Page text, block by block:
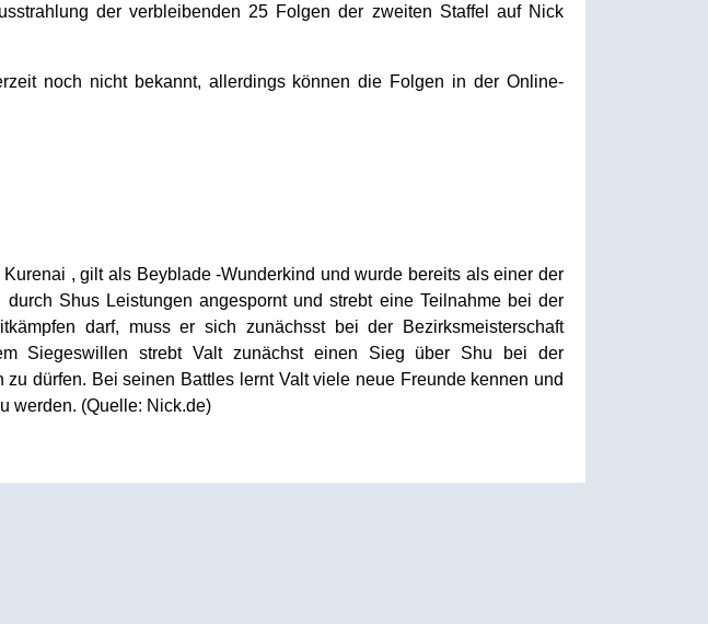
der verbleibenden 25 Folgen der zweiten Staffel auf Nick
noch nicht bekannt, allerdings können die Folgen in der Online-
, gilt als Beyblade -Wunderkind und wurde bereits als einer der
Shus Leistungen angespornt und strebt eine Teilnahme bei der
darf, muss er sich zunächsst bei der Bezirksmeisterschaft
Siegeswillen strebt Valt zunächst einen Sieg über Shu bei der
dürfen. Bei seinen Battles lernt Valt viele neue Freunde kennen und
werden. (Quelle: Nick.de)